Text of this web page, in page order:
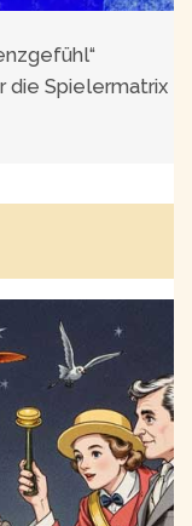
die Spielermatrix